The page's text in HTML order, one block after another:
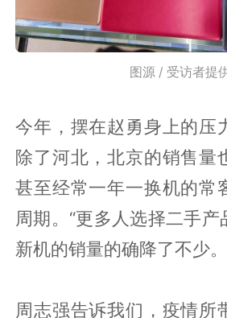
图源 / 受访者提
今年，摆在赵勇身上的压
除了河北，北京的销售量
甚至经常一年一换机的常
周期。“更多人选择二手产
新机的销量的确降了不少
周志强告诉我们，疫情所